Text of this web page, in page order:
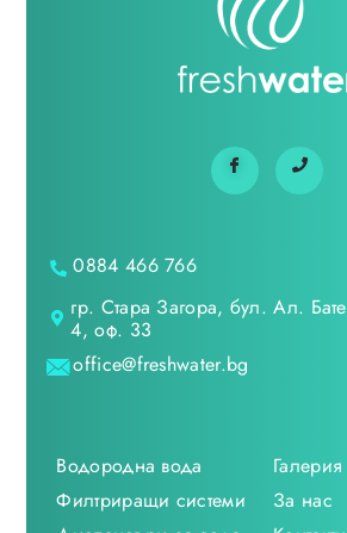
0884 466 766
гр. Стара Загора, бул. Ал.
4, оф. 33
office@freshwater.bg
Водородна вода
Филтриращи системи
Галерия
За нас